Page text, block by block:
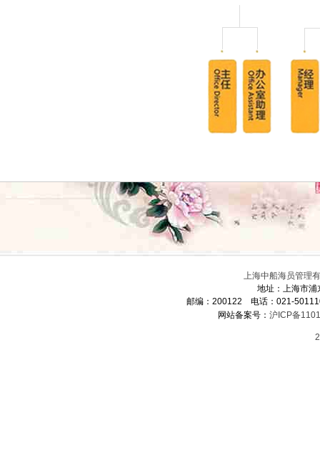
上海中船海员管理
地址：上海市
邮编：200122 电话：021-
网站备案号： 沪ICP备